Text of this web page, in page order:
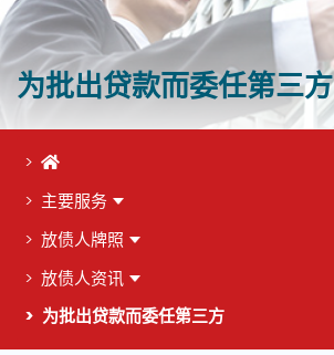
为批出贷款而委任第三方
首页
主要服务
放债人牌照
放债人资讯
为批出贷款而委任第三方